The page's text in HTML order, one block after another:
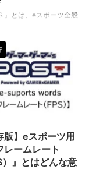
』とは、eスポーツ全般
るゲーム種目（タイト
して使われる専門用語で
に続く） ＴＰＳ（ティ
ス） 三人称視点で行わ
ーティングゲーム（戦争
テーマとしたゲーム全
Shooter（サードパーソ
ター）の略です。
person shooter）とは
プレイヤーが第三者目線
の主人公やキャラクター
版】eスポーツ用
レームレート
）』とはどんな意